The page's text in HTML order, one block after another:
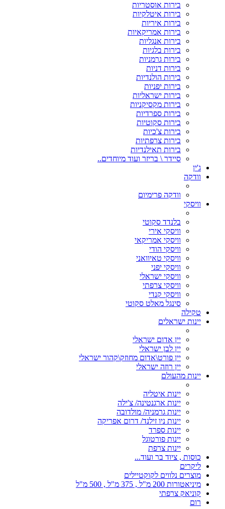
בירות אוסטריות
בירות איטלקיות
בירות איריות
בירות אמריקאיות
בירות אנגליות
בירות בלגיות
בירות גרמניות
בירות דניות
בירות הולנדיות
בירות יפניות
בירות ישראליות
בירות מקסיקניות
בירות ספרדיות
בירות סקוטיות
בירות צ'כיות
בירות צרפתיות
בירות תאילנדיות
סיידר \ בריזר ועוד מיוחדים..
ג'ין
וודקה
וודקה פרימיום
וויסקי
בלנדד סקוטי
וויסקי אירי
וויסקי אמריקאי
וויסקי הודי
וויסקי טאיוואני
וויסקי יפני
וויסקי ישראלי
וויסקי צרפתי
וויסקי קנדי
סינגל מאלט סקוטי
טקילה
יינות ישראלים
יין אדום ישראלי
יין לבן ישראלי
יין פורט\אדום מחוזק\קהור ישראלי
יין רוזה ישראלי
יינות מהעולם
יינות איטליה
יינות ארגנטינה/ צ'ילה
יינות גרמניה/ מולדובה
יינות ניו זילנד/ דרום אפריקה
יינות ספרד
יינות פורטוגל
יינות צרפת
כוסות , ציוד בר ועוד...
ליקרים
מוצרים נלווים לקוקטיילים
מיניאטורות 200 מ"ל , 375 מ"ל , 500 מ"ל
קוניאק צרפתי
רום